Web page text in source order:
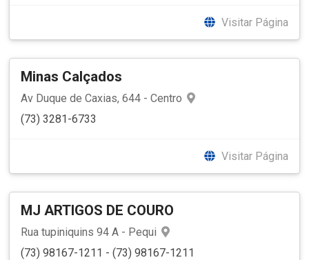
Visitar Página
Minas Calçados
Av Duque de Caxias, 644 - Centro
(73) 3281-6733
Visitar Página
MJ ARTIGOS DE COURO
Rua tupiniquins 94 A - Pequi
(73) 98167-1211 - (73) 98167-1211